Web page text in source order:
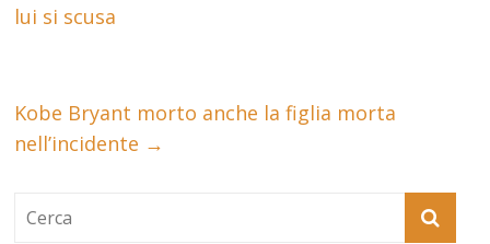
lui si scusa
Kobe Bryant morto anche la figlia morta
nell’incidente →